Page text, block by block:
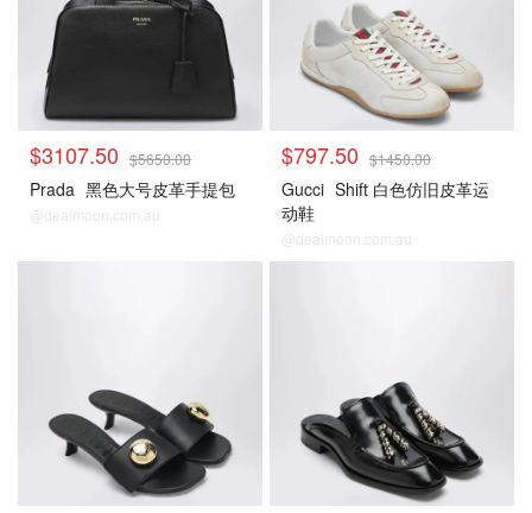
$3107.50 $5650.00
Prada 黑色大号皮革手提包
@dealmoon.com.au
$797.50 $1450.00
Gucci Shift 白色仿旧皮革运
动鞋
@dealmoon.com.au